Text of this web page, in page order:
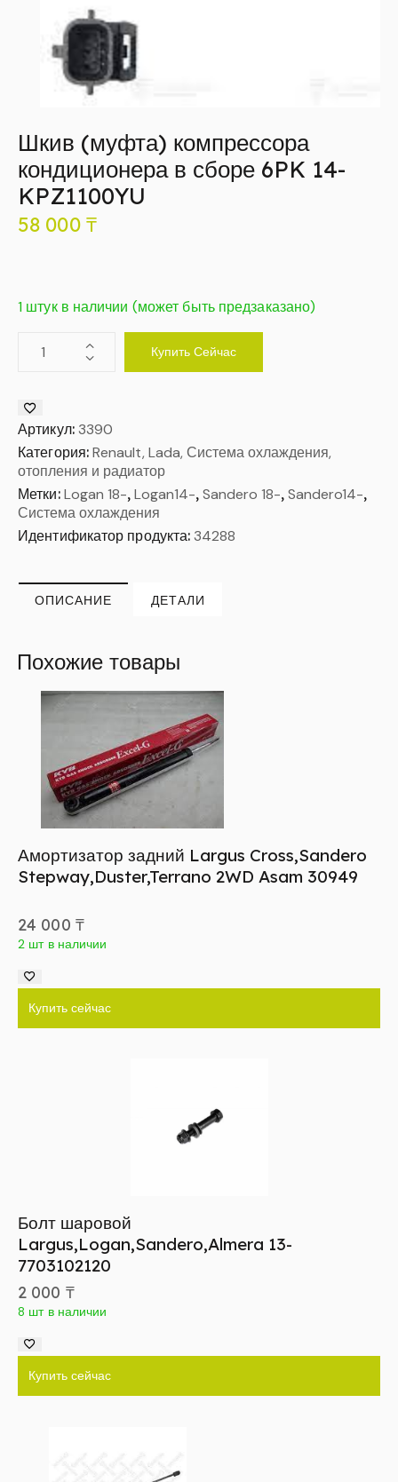
Шкив (муфта) компрессора
кондиционера в сборе 6PK 14-
KPZ1100YU
58 000 ₸
1 штук в наличии (может быть предзаказано)
Купить Сейчас
Артикул: 3390
Категория:Renault, Lada, Система охлаждения,
отопления и радиатор
Метки: Logan 18-, Logan14-,Sandero 18-,Sandero14-,
Система охлаждения
Идентификатор продукта:34288
ОПИСАНИЕ ДЕТАЛИ
Похожие товары
Амортизатор задний Largus Cross,Sandero
Stepway,Duster,Terrano 2WD Asam 30949
24 000 ₸
2 шт в наличии
Купить сейчас
Болт шаровой
Largus,Logan,Sandero,Almera 13-
7703102120
2 000 ₸
8 шт в наличии
Купить сейчас